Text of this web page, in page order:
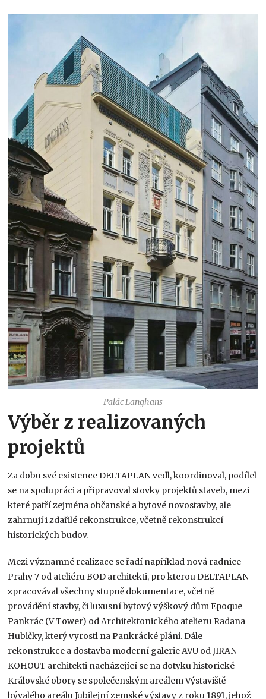
Palác Langhans
Výběr z realizovaných
projektů
Za dobu své existence DELTAPLAN vedl, koordinoval, podílel
se na spolupráci a připravoval stovky projektů staveb, mezi
které patří zejména občanské a bytové novostavby, ale
zahrnují i zdařilé rekonstrukce, včetně rekonstrukcí
historických budov.
Mezi významné realizace se řadí například nová radnice
Prahy 7 od ateliéru BOD architekti, pro kterou DELTAPLAN
zpracovával všechny stupně dokumentace, včetně
provádění stavby, či luxusní bytový výškový dům Epoque
Pankrác (V Tower) od Architektonického atelieru Radana
Hubičky, který vyrostl na Pankrácké pláni. Dále
rekonstrukce a dostavba moderní galerie AVU od JIRAN
KOHOUT architekti nacházející se na dotyku historické
Královské obory se společenským areálem Výstaviště –
bývalého areálu Jubilejní zemské výstavy z roku 1891, jehož